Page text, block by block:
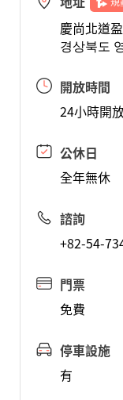
慶尚北道
경상북도
開放時間
24小時開
公休日
全年無休
諮詢
+82-54-
門票
免費
停車設施
有